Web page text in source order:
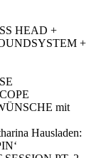
HEAD +
+
mit
Hausladen: